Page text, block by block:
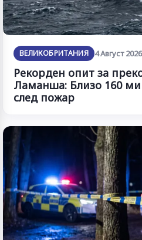
ВЕЛИКОБРИТАНИЯ 4 Август
Рекорден опит за
Ламанша: Близо 160
след пожар